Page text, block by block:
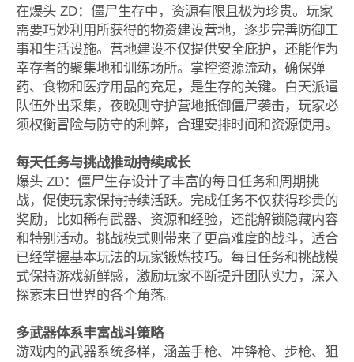
在爆头 ZD：僵尸生存中，资源有限且极为珍贵。玩家
需要巧妙利用所获得的物资建设营地，逐步完善防御工
事和生活设施。营地建设不仅提供安全庇护，还能作为
幸存者的聚集地和训练场所。掌控资源流动，确保弹
药、食物和医疗用品的充足，是生存的关键。白天派遣
队伍外出采集，夜晚则守护营地抵御僵尸袭击，玩家必
须权衡冒险与防守的利弊，合理安排时间和资源使用。
每天任务与挑战推动持续成长
爆头 ZD：僵尸生存设计了丰富的每日任务和周期挑
战，促使玩家保持持续活跃。完成任务不仅获得珍贵的
奖励，比如稀有武器、资源和经验，还能解锁隐藏内容
和特别活动。挑战模式则带来了更高难度的战斗，适合
已经掌握基本玩法的玩家锻炼技巧。每日任务和挑战模
式保持游戏新鲜感，激励玩家不断提升团队实力，深入
探索末日世界的各个角落。
多武器体系丰富战斗策略
游戏内的武器系统多样，涵盖手枪、冲锋枪、步枪、狙